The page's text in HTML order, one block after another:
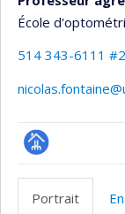
École
514 343-6111
Page
Portrait